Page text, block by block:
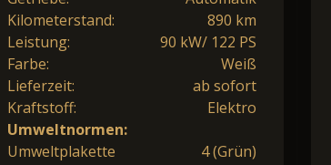
Kilometerstand:
890 km
Leistung:
90 kW/ 122 PS
Farbe:
Weiß
Lieferzeit:
ab sofort
Kraftstoff:
Elektro
Umweltnormen:
Umweltplakette
4 (Grün)